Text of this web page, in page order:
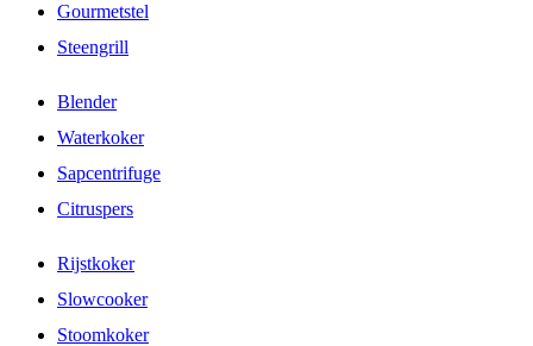
Gourmetstel
Steengrill
Blender
Waterkoker
Sapcentrifuge
Citruspers
Rijstkoker
Slowcooker
Stoomkoker